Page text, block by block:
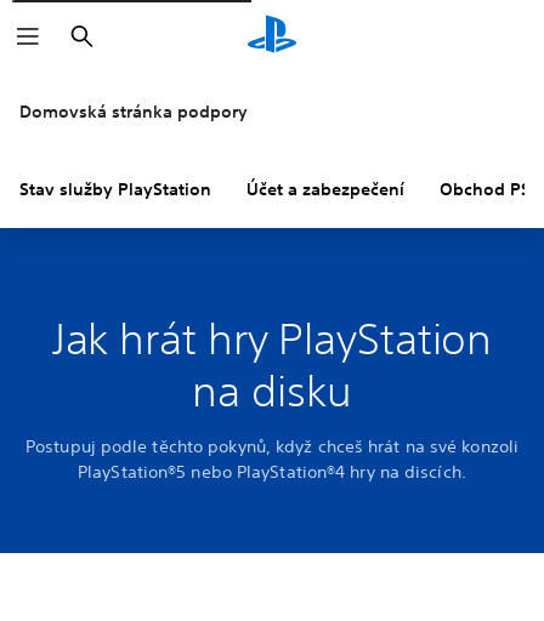
Vyhledat
Domovská stránka podpory
Stav služby PlayStation Účet a zabezpečení Obchod PS
Jak hrát hry PlayStation
na disku
Postupuj podle těchto pokynů, když chceš hrát na své konzoli
PlayStation®5 nebo PlayStation®4 hry na discích.